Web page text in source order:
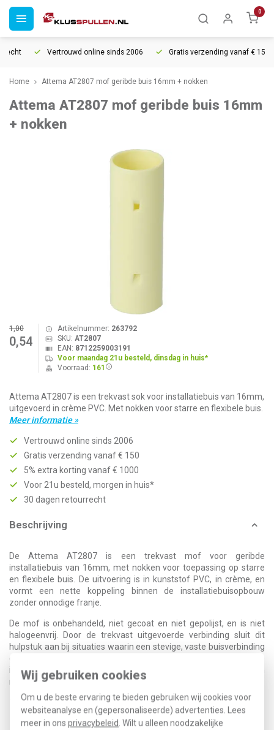
Wij gebruiken cookies
Om u de beste ervaring te bieden gebruiken wij cookies voor
websiteanalyse en (gepersonaliseerde) advertenties. Lees
meer in ons privacybeleid . Wilt u alleen noodzakelijke
0
Vertrouwd online sinds 2006 Gratis verzending vanaf € 150
Home Attema AT2807 mof geribde buis 16mm + nokken
Attema AT2807 mof geribde buis 16mm
+ nokken
1,00
0,54
Artikelnummer: 263792
SKU: AT2807
EAN: 8712259003191
Voor maandag 21u besteld, dinsdag in huis*
Voorraad: 161
Attema AT2807 is een trekvast sok voor installatiebuis van 16mm,
uitgevoerd in crème PVC. Met nokken voor starre en flexibele buis.
Meer informatie »
Vertrouwd online sinds 2006
Gratis verzending vanaf € 150
5% extra korting vanaf € 1000
Voor 21u besteld, morgen in huis*
30 dagen retourrecht
Beschrijving
De Attema AT2807 is een trekvast mof voor geribde
installatiebuis van 16mm, met nokken voor toepassing op starre
en flexibele buis. De uitvoering is in kunststof PVC, in crème, en
vormt een nette koppeling binnen de installatiebuisopbouw
zonder onnodige franje.
De mof is onbehandeld, niet gecoat en niet gepolijst, en is niet
halogeenvrij. Door de trekvast uitgevoerde verbinding sluit dit
hulpstuk aan bij situaties waarin een stevige, vaste buisverbinding
gewenst is. Het is een praktisch onderdeel voor de dagelijkse
installatie, precies zoals je het wilt aantreffen als alles gewoon
moet passen.
Technische specificaties
Specificatie
Waarde